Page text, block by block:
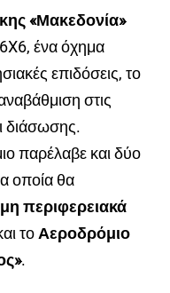
«Μακεδονία»
ένα όχημα
επιδόσεις, το
στις
διάσωσης.
παρέλαβε και δύο
οποία θα
περιφερειακά
τοΑεροδρόμιο
.